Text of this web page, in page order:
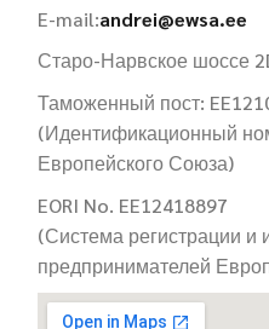
E-mail:andrei@ewsa.ee
Старо-Нарвское шоссе
Таможенный пост:
(Идентификационный
Европейского Союза)
EORI No. EE12418897
(Система регистрации и
предпринимателей